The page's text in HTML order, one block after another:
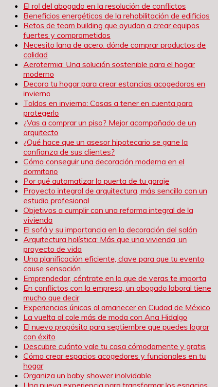
El rol del abogado en la resolución de conflictos
Beneficios energéticos de la rehabilitación de edificios
Retos de team building que ayudan a crear equipos
fuertes y comprometidos
Necesito lana de acero: dónde comprar productos de
calidad
Aerotermia: Una solución sostenible para el hogar
moderno
Decora tu hogar para crear estancias acogedoras en
invierno
Toldos en invierno: Cosas a tener en cuenta para
protegerlo
¿Vas a comprar un piso? Mejor acompañado de un
arquitecto
¿Qué hace que un asesor hipotecario se gane la
confianza de sus clientes?
Cómo conseguir una decoración moderna en el
dormitorio
Por qué automatizar la puerta de tu garaje
Proyecto integral de arquitectura, más sencillo con un
estudio profesional
Objetivos a cumplir con una reforma integral de la
vivienda
El sofá y su importancia en la decoración del salón
Arquitectura holística: Más que una vivienda, un
proyecto de vida
Una planificación eficiente, clave para que tu evento
cause sensación
Emprendedor, céntrate en lo que de veras te importa
En conflictos con la empresa, un abogado laboral tiene
mucho que decir
Experiencias únicas al amanecer en Ciudad de México
La vuelta al cole más de moda con Ana Hidalgo
El nuevo propósito para septiembre que puedes lograr
con éxito
Descubre cuánto vale tu casa cómodamente y gratis
Cómo crear espacios acogedores y funcionales en tu
hogar
Organiza un baby shower inolvidable
Una nueva experiencia para transformar los espacios